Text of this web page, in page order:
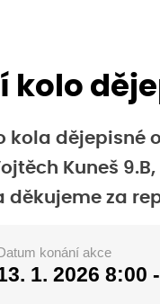
kolo
kola dějepisné
Kuneš
děkujeme za
konání akce
1. 2026 8:00